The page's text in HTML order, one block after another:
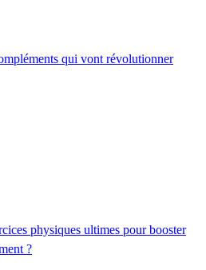
qui vont révolutionner
physiques ultimes pour booster
?